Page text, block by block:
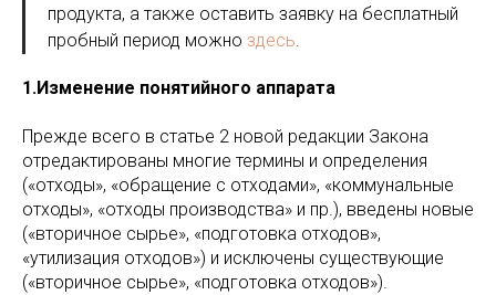
продукта, а также оставить заявку на бесплатный
пробный период можно здесь.
1.Изменение понятийного аппарата
Прежде всего в статье 2 новой редакции Закона
отредактированы многие термины и определения
(«отходы», «обращение с отходами», «коммунальные
отходы», «отходы производства» и пр.), введены новые
(«вторичное сырье», «подготовка отходов»,
«утилизация отходов») и исключены существующие
(«вторичное сырье», «подготовка отходов»).